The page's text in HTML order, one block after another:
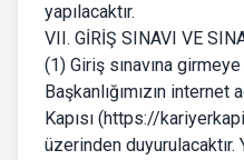
yapılacaktır.
VII. GİRİŞ SINAVI VE
(1) Giriş sınavına
Başkanlığımızın
Kapısı (https://
üzerinden duyurulacaktır.